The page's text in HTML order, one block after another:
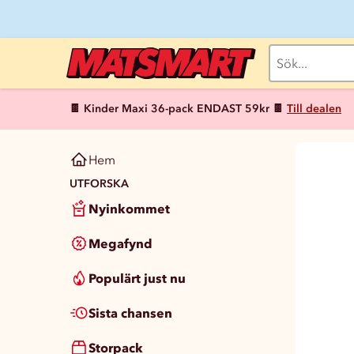
🍫 Kinder Maxi 36-pack ENDAST 59kr 🍫 Till dealen
Hem
UTFORSKA
Nyinkommet
Megafynd
Populärt just nu
Sista chansen
Storpack